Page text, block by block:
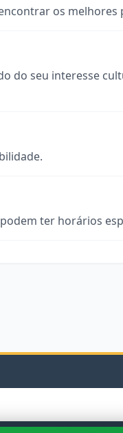
os melhores
do seu interesse
ter horários